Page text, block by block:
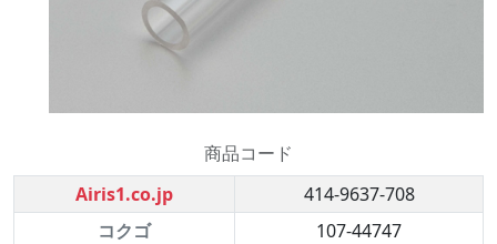
商品コード
Airis1.co.jp
414-9637-708
コクゴ
107-44747